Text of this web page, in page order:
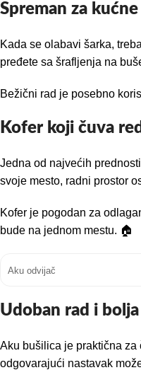
Spreman za
Kada se olabavi šarka,
pređete sa šrafljenja na
Bežični rad je posebno
Kofer koji čuva
Jedna od najvećih
svoje mesto, radni prostor
Kofer je pogodan za
bude na jednom mestu. 🏠
Aku odvijač
Udoban rad i
Aku bušilica je praktična za
odgovarajući nastavak